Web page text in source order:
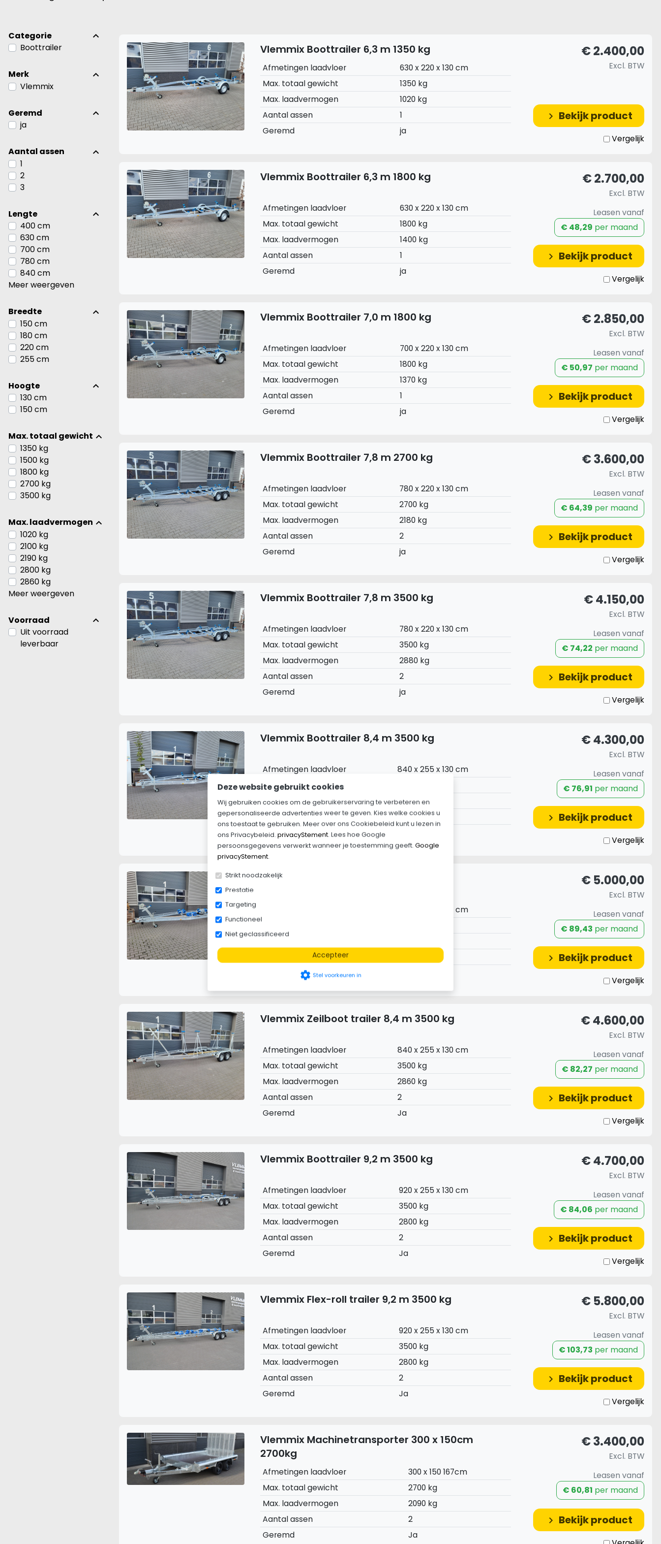
Categorie
Boottrailer
Merk
Vlemmix
Geremd
ja
Aantal assen
1
2
3
Lengte
400 cm
630 cm
700 cm
780 cm
840 cm
Meer weergeven
Breedte
150 cm
180 cm
220 cm
255 cm
Hoogte
130 cm
150 cm
Max. totaal gewicht
1350 kg
1500 kg
1800 kg
2700 kg
3500 kg
Max. laadvermogen
1020 kg
2100 kg
2190 kg
2800 kg
2860 kg
Meer weergeven
Voorraad
Uit voorraad
leverbaar
Vlemmix Boottrailer 6,3 m 1350 kg
Afmetingen laadvloer
630 x 220 x 130 cm
Max. totaal gewicht
1350 kg
Max. laadvermogen
1020 kg
Aantal assen
1
Geremd
ja
€ 2.400,00
Excl. BTW
keyboard_arrow_right Bekijk product
Vergelijk
Vlemmix Boottrailer 6,3 m 1800 kg
Afmetingen laadvloer
630 x 220 x 130 cm
Max. totaal gewicht
1800 kg
Max. laadvermogen
1400 kg
Aantal assen
1
Geremd
ja
€ 2.700,00
Excl. BTW
Leasen vanaf
€ 48,29 per maand
keyboard_arrow_right Bekijk product
Vergelijk
Vlemmix Boottrailer 7,0 m 1800 kg
Afmetingen laadvloer
700 x 220 x 130 cm
Max. totaal gewicht
1800 kg
Max. laadvermogen
1370 kg
Aantal assen
1
Geremd
ja
€ 2.850,00
Excl. BTW
Leasen vanaf
€ 50,97 per maand
keyboard_arrow_right Bekijk product
Vergelijk
Vlemmix Boottrailer 7,8 m 2700 kg
Afmetingen laadvloer
780 x 220 x 130 cm
Max. totaal gewicht
2700 kg
Max. laadvermogen
2180 kg
Aantal assen
2
Geremd
ja
€ 3.600,00
Excl. BTW
Leasen vanaf
€ 64,39 per maand
keyboard_arrow_right Bekijk product
Vergelijk
Vlemmix Boottrailer 7,8 m 3500 kg
Afmetingen laadvloer
780 x 220 x 130 cm
Max. totaal gewicht
3500 kg
Max. laadvermogen
2880 kg
Aantal assen
2
Geremd
ja
€ 4.150,00
Excl. BTW
Leasen vanaf
€ 74,22 per maand
keyboard_arrow_right Bekijk product
Vergelijk
Vlemmix Boottrailer 8,4 m 3500 kg
Afmetingen laadvloer
840 x 255 x 130 cm
Max. totaal gewicht
Max. laadvermogen
2860 kg
Aantal assen
2
Geremd
€ 4.300,00
Excl. BTW
Leasen vanaf
€ 76,91 per maand
keyboard_arrow_right Bekijk product
Vergelijk
Vlemmix Flex-roll trailer 8,4 m 3500 kg
840 x 255 x 130 cm
Aantal assen
€ 5.000,00
Excl. BTW
Leasen vanaf
€ 89,43 per maand
keyboard_arrow_right Bekijk product
Vergelijk
Vlemmix Zeilboot trailer 8,4 m 3500 kg
Afmetingen laadvloer
840 x 255 x 130 cm
Max. totaal gewicht
3500 kg
Max. laadvermogen
2860 kg
Aantal assen
2
Geremd
Ja
€ 4.600,00
Excl. BTW
Leasen vanaf
€ 82,27 per maand
keyboard_arrow_right Bekijk product
Vergelijk
Vlemmix Boottrailer 9,2 m 3500 kg
Afmetingen laadvloer
920 x 255 x 130 cm
Max. totaal gewicht
3500 kg
Max. laadvermogen
2800 kg
Aantal assen
2
Geremd
Ja
€ 4.700,00
Excl. BTW
Leasen vanaf
€ 84,06 per maand
keyboard_arrow_right Bekijk product
Vergelijk
Vlemmix Flex-roll trailer 9,2 m 3500 kg
Afmetingen laadvloer
920 x 255 x 130 cm
Max. totaal gewicht
3500 kg
Max. laadvermogen
2800 kg
Aantal assen
2
Geremd
Ja
€ 5.800,00
Excl. BTW
Leasen vanaf
€ 103,73 per maand
keyboard_arrow_right Bekijk product
Vergelijk
Vlemmix Machinetransporter 300 x 150cm
2700kg
Afmetingen laadvloer
300 x 150 167cm
Max. totaal gewicht
2700 kg
Max. laadvermogen
2090 kg
Aantal assen
2
Geremd
Ja
€ 3.400,00
Excl. BTW
Leasen vanaf
€ 60,81 per maand
keyboard_arrow_right Bekijk product
Deze website gebruikt cookies
Wij gebruiken cookies om de gebruikerservaring te verbeteren en
gepersonaliseerde advertenties weer te geven. Kies welke cookies u
ons toestaat te gebruiken. Meer over ons Cookiebeleid kunt u lezen in
ons Privacybeleid. privacyStement. Lees hoe Google
persoonsgegevens verwerkt wanneer je toestemming geeft. Google
privacyStement.
Strikt noodzakelijk
Prestatie
Targeting
Functioneel
Niet geclassificeerd
Accepteer
settings Stel voorkeuren in